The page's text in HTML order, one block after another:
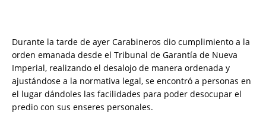
Durante la tarde de ayer Carabineros dio cumplimiento a la
orden emanada desde el Tribunal de Garantía de Nueva
Imperial, realizando el desalojo de manera ordenada y
ajustándose a la normativa legal, se encontró a personas en
el lugar dándoles las facilidades para poder desocupar el
predio con sus enseres personales.